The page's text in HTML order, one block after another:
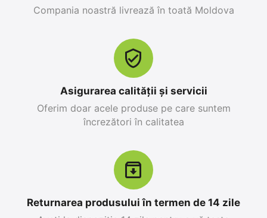
Apple iPhone 17 Pro
MDL
MDL -12%
Apple iPhone 17 Pro
în stoc
28 299 MDL -10%
Compania noastră livrează în toată Moldova
Asigurarea calității și servicii
Oferim doar acele produse pe care suntem
încrezători în calitatea
Returnarea produsului în termen de 14 zile